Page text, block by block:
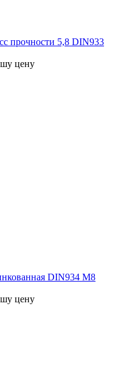
прочности 5,8 DIN933
цену
DIN934 М8
цену